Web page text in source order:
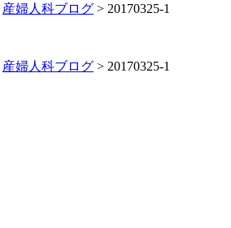
産婦人科ブログ > 20170325-1
産婦人科ブログ > 20170325-1